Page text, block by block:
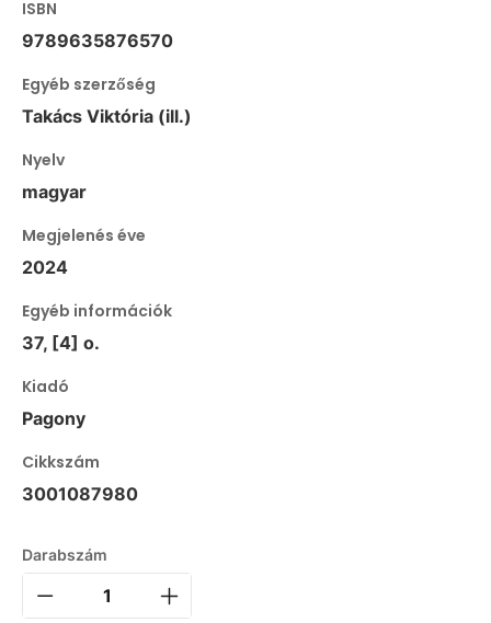
ISBN
9789635876570
Egyéb szerzőség
Takács Viktória (ill.)
Nyelv
magyar
Megjelenés éve
2024
Egyéb információk
37, [4] o.
Kiadó
Pagony
Cikkszám
3001087980
Darabszám